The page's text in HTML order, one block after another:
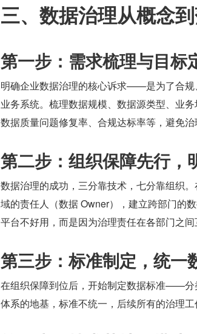
三、数据治理从概念
第一步：需求梳理与目标
明确企业数据治理的核心诉求——是为了合
业务系统。梳理数据规模、数据源类型、业
数据质量问题修复率、合规达标率等，避免
第二步：组织保障先行，
数据治理的成功，三分靠技术，七分靠组织
域的责任人（数据 Owner），建立跨部门的
平台不好用，而是因为治理责任在各部门之间
第三步：标准制定，统一
在组织保障到位后，开始制定数据标准——
体系的地基，标准不统一，后续所有的治理工